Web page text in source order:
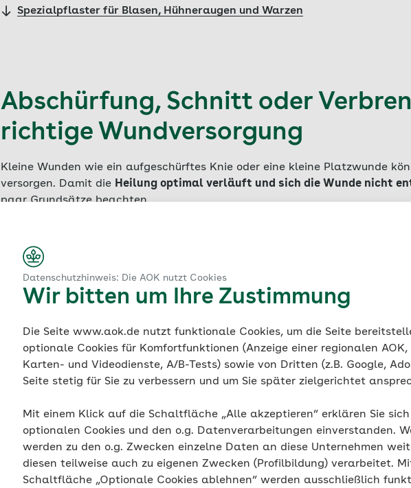
Datenschutzhinweis: Die AOK nutzt Cookies
Wir bitten um Ihre Zustimmung
Die Seite www.aok.de nutzt funktionale Cookies, um die Seite
optionale Cookies für Komfortfunktionen (Anzeige einer regionalen
Karten- und Videodienste, A/B-Tests) sowie von Dritten (z.B. Google,
Seite stetig für Sie zu verbessern und um Sie später zielgerichtet
Mit einem Klick auf die Schaltfläche „Alle akzeptieren“ erklären Sie
optionalen Cookies und den o.g. Datenverarbeitungen einverstanden.
werden zu den o.g. Zwecken einzelne Daten an diese Unternehmen
diesen teilweise auch zu eigenen Zwecken (Profilbildung) verarbeitet.
Schaltfläche „Optionale Cookies ablehnen“ werden ausschließlich
Spezialpflaster für Blasen, Hühneraugen und Warzen
Abschürfung, Schnitt oder
richtige Wundversorgung
Kleine Wunden wie ein aufgeschürftes Knie oder eine kleine Platzwunde
versorgen. Damit die Heilung optimal verläuft und sich die Wunde nicht
paar Grundsätze beachten.
gereinigt und desinfiziert wurden. Häufig ist es aber ratsam, einen
anzulegen. So ist die Wunde vor dem Austrocknen geschützt und bleibt
Wundheilung. Reinigen Sie die Wunde zunächst
Wundspüllösung.
Bevor Sie dann einen Verband oder ein Pflaster anlegen, sollte die Haut um
fettfrei und sauber sein. Achten Sie außerdem darauf, dass Ihre Hände
Berührung kommen. Ebenfalls wichtig: Ihre Hände sollten immer sauber, am
Austrocknen bewahren und so die Wundheilung fördern. Solange das
müssen Sie es auch nicht unbedingt wechseln. Ein Pflaster am Finger
nass und schmutzig werden kann, sollten Sie hingegen regelmäßig
Hautrötungen oder Juckreizallergischreagiert, kann es mit sensitiven
stattdessen einen Verband nutzen.